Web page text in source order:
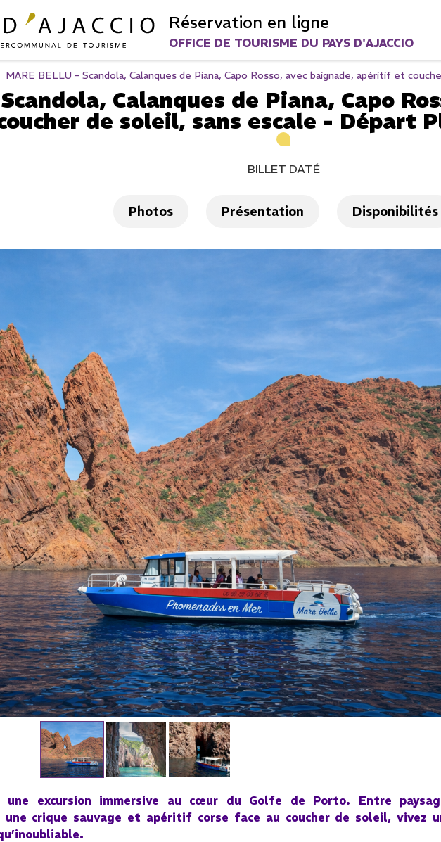
Réservation en ligne
OFFICE DE TOURISME DU PAYS D'AJACCIO
MARE BELLU - Scandola, Calanques de Piana, Capo Rosso, avec baignade, apéritif et
Calanques de Piana, Capo
de soleil, sans escale - Départ
BILLET DATÉ
Photos Présentation Disponibilités
une excursion immersive au cœur du Golfe de Porto. Entre
une crique sauvage et apéritif corse face au coucher de soleil, vivez